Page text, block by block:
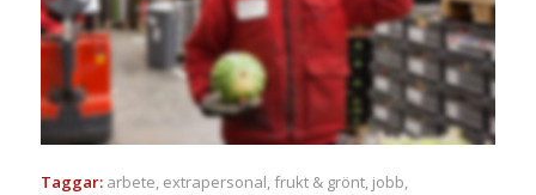
Taggar: arbete, extrapersonal,frukt & grönt, jobb,